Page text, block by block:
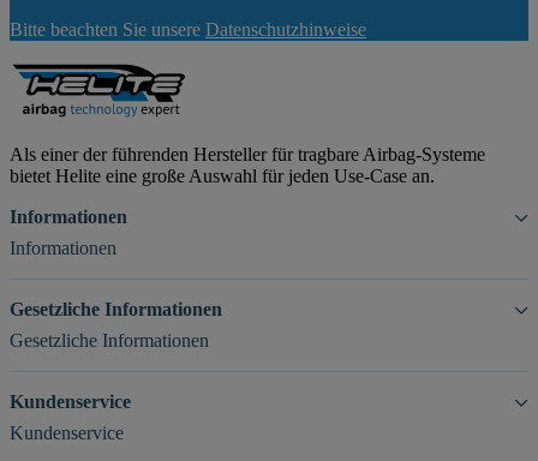
Abonnieren
Bitte beachten Sie unsere Datenschutzhinweise
Als einer der führenden Hersteller für tragbare Airbag-Systeme
bietet Helite eine große Auswahl für jeden Use-Case an.
Informationen
Informationen
Gesetzliche Informationen
Gesetzliche Informationen
Kundenservice
Kundenservice